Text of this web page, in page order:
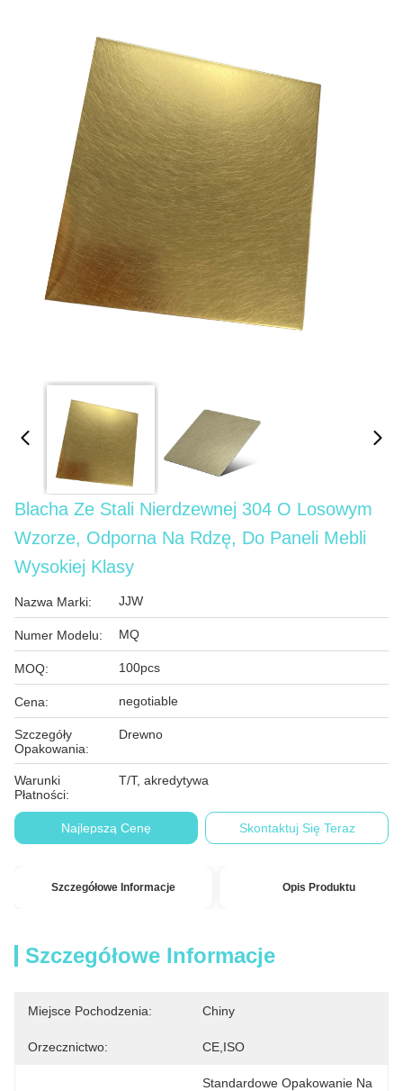
Blacha Ze Stali Nierdzewnej 304 O Losowym
Wzorze, Odporna Na Rdzę, Do Paneli Mebli
Wysokiej Klasy
Nazwa Marki: JJW
Numer Modelu: MQ
MOQ: 100pcs
Cena: negotiable
Szczegóły
Opakowania:
Drewno
Warunki
Płatności:
T/T, akredytywa
Najlepszą Cenę Skontaktuj Się Teraz
Szczegółowe Informacje Opis Produktu
Szczegółowe Informacje
Miejsce Pochodzenia: Chiny
Orzecznictwo: CE,ISO
Standardowe Opakowanie Na